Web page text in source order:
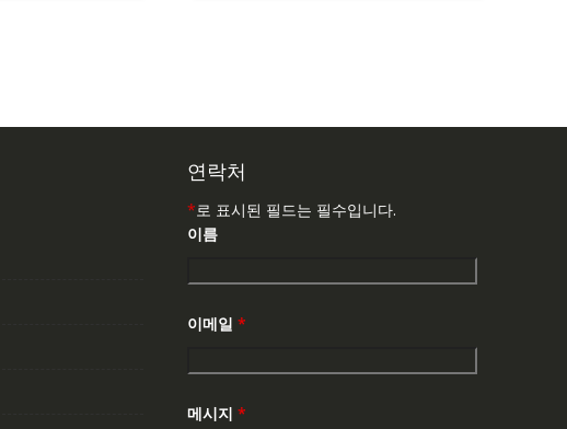
연락처
*로 표시된 필드는 필수입니다.
이름
이메일 *
메시지 *